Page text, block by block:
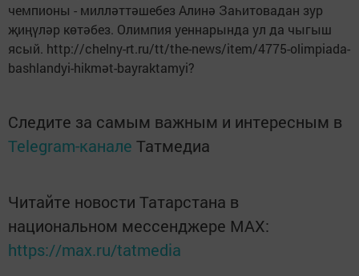
чемпионы - милләттәшебез Алинә Заһитовадан зур
җиңүләр көтәбез. Олимпия уеннарында ул да чыгыш
ясый. http://chelny-rt.ru/tt/the-news/item/4775-olimpiada-
bashlandyi-hikmәt-bayraktamyi?
Следите за самым важным и интересным в
Telegram-канале Татмедиа
Читайте новости Татарстана в
национальном мессенджере MАХ:
https://max.ru/tatmedia